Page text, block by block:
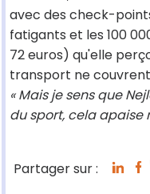
avec des check-
fatigants et les 100
72 euros) qu'elle
transport ne
« Mais je sens que
du sport, cela apaise
Partager sur :